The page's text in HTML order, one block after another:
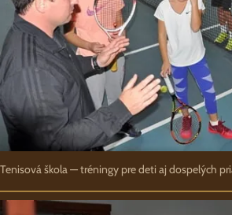
Tenisová škola — tréningy pre deti aj dospelých